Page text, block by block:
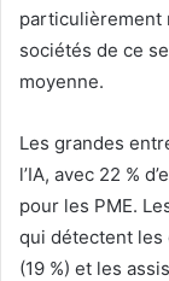
particulièrement
sociétés de ce
moyenne.
Les grandes
l’IA, avec 22 %
pour les PME.
qui détectent les
(19 %) et les